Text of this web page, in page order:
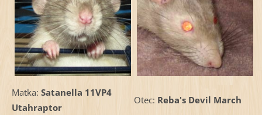
Matka: Satanella 11VP4
Utahraptor
Otec: Reba's Devil March